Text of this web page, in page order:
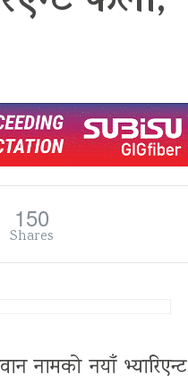
150
Shares
नामको नयाँ भ्यारिएन्ट